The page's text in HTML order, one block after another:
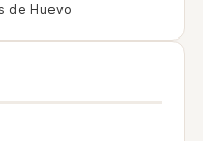
de Huevo